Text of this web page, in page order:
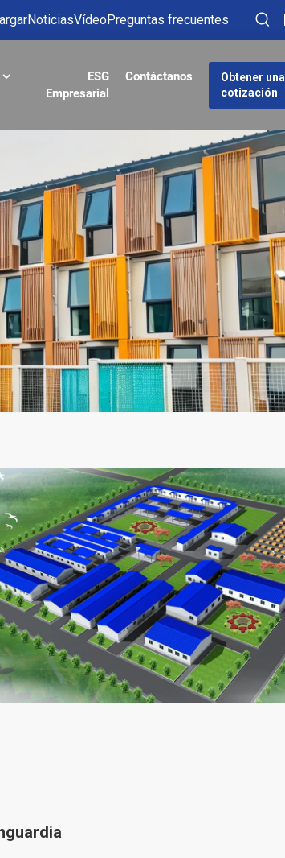
NoticiasVídeoPreguntas frecuentes
ESG
Empresarial
Contáctanos
Obtener una
cotización